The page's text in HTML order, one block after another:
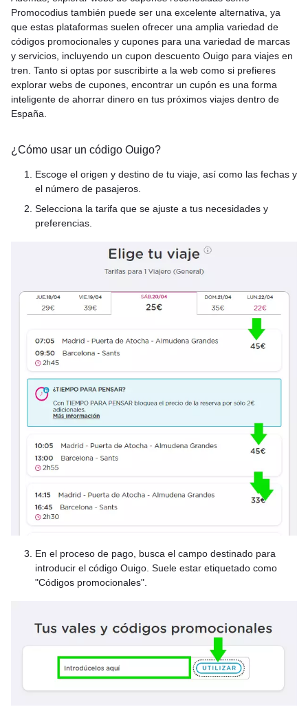
Promocodius también puede ser una excelente alternativa, ya
que estas plataformas suelen ofrecer una amplia variedad de
códigos promocionales y cupones para una variedad de marcas
y servicios, incluyendo un cupon descuento Ouigo para viajes en
tren. Tanto si optas por suscribirte a la web como si prefieres
explorar webs de cupones, encontrar un cupón es una forma
inteligente de ahorrar dinero en tus próximos viajes dentro de
España.
¿Cómo usar un código Ouigo?
Escoge el origen y destino de tu viaje, así como las fechas y
el número de pasajeros.
Selecciona la tarifa que se ajuste a tus necesidades y
preferencias.
En el proceso de pago, busca el campo destinado para
introducir el código Ouigo. Suele estar etiquetado como
"Códigos promocionales".